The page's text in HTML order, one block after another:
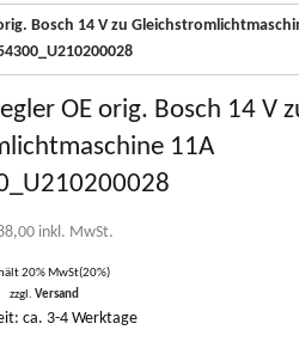
OE orig. Bosch 14 V
11A
inkl. MwSt.
20% MwSt(20%)
zzgl.Versand
ca. 3-4 Werktage